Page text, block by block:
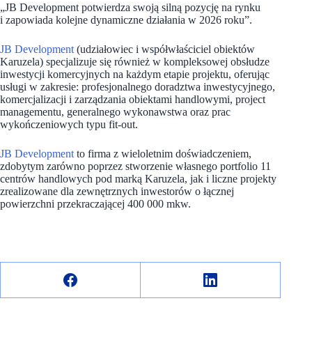
„JB Development potwierdza swoją silną pozycję na rynku
i zapowiada kolejne dynamiczne działania w 2026 roku”.
JB Development (udziałowiec i współwłaściciel obiektów
Karuzela) specjalizuje się również w kompleksowej obsłudze
inwestycji komercyjnych na każdym etapie projektu, oferując
usługi w zakresie: profesjonalnego doradztwa inwestycyjnego,
komercjalizacji i zarządzania obiektami handlowymi, project
managementu, generalnego wykonawstwa oraz prac
wykończeniowych typu fit-out.
JB Development to firma z wieloletnim doświadczeniem,
zdobytym zarówno poprzez stworzenie własnego portfolio 11
centrów handlowych pod marką Karuzela, jak i liczne projekty
zrealizowane dla zewnętrznych inwestorów o łącznej
powierzchni przekraczającej 400 000 mkw.